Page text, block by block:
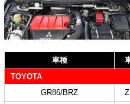
車種
TOYOTA
GR86/BRZ